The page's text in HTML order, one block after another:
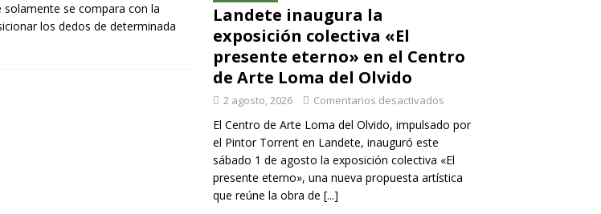
se compara con la
los dedos de determinada
Landete inaugura la
exposición colectiva «El
presente eterno» en el Centro
de Arte Loma del Olvido
2 agosto, 2026 Comentarios desactivados
El Centro de Arte Loma del Olvido, impulsado por
el Pintor Torrent en Landete, inauguró este
sábado 1 de agosto la exposición colectiva «El
presente eterno», una nueva propuesta artística
que reúne la obra de [...]